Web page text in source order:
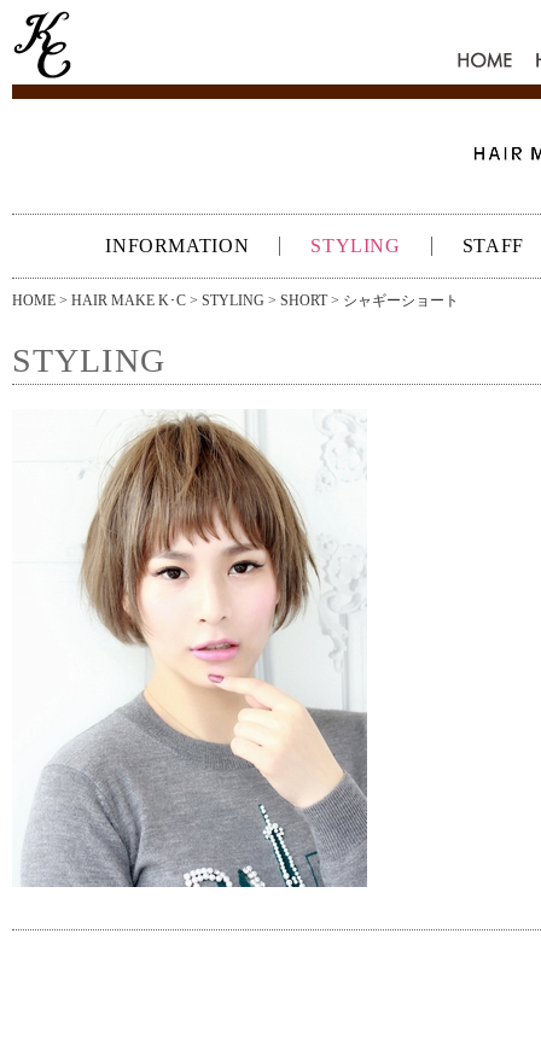
HOME
INFORMATION STYLING STAFF
HOME > HAIR MAKE K･C > STYLING > SHORT> シャギーショート
STYLING